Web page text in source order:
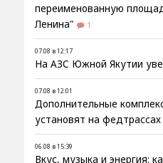
переименованную
Ленина"
1
07.08 в 12:17
На АЗС Южной Якутии
07.08 в 12:01
Дополнительные
установят на федтрассах
06.08 в 15:39
Вкус, музыка и энергия: